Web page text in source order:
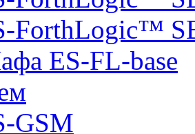
ForthLogic™
ES-FL-base
GSM